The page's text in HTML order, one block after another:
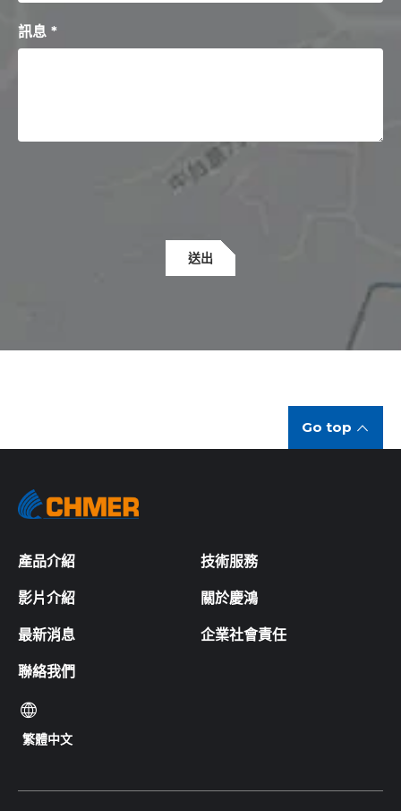
訊息 *
送出
Go top
產品介紹 技術服務
影片介紹 關於慶鴻
最新消息 企業社會責任
聯絡我們
繁體中文